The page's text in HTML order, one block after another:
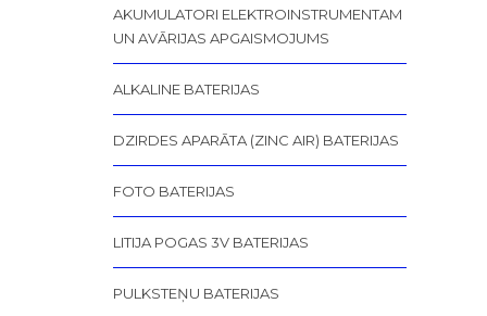
AKUMULATORI ELEKTROINSTRUMENTAM
UN AVĀRIJAS APGAISMOJUMS
ALKALINE BATERIJAS
DZIRDES APARĀTA (ZINC AIR) BATERIJAS
FOTO BATERIJAS
LITIJA POGAS 3V BATERIJAS
PULKSTEŅU BATERIJAS